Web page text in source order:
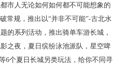
市人无论如何如何都不可能想象的
常规，推出以“并非不可能”-古北水
的系列活动，推出骑单车游长城，
之夜，夏日缤纷泳池派队，星空啤
6个夏日长城另类玩法，给你不同寻